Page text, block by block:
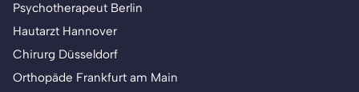
Psychotherapeut Berlin
Hautarzt Hannover
Chirurg Düsseldorf
Orthopäde Frankfurt am Main